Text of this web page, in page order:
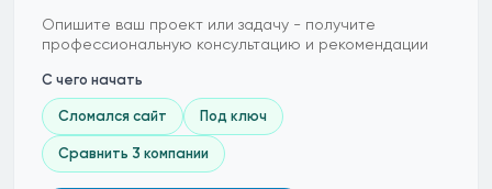
Опишите ваш проект или задачу - получите
профессиональную консультацию и рекомендации
С чего начать
Сломался сайт Под ключ
Сравнить 3 компании